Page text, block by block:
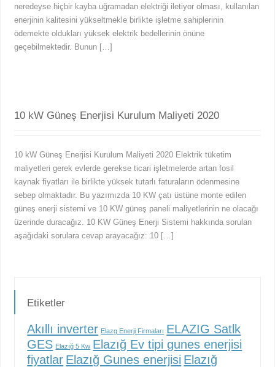
neredeyse hiçbir kayba uğramadan elektriği iletiyor olması, kullanılan
enerjinin kalitesini yükseltmekle birlikte işletme sahiplerinin
ödemekte oldukları yüksek elektrik bedellerinin önüne
geçebilmektedir. Bunun […]
10 kW Güneş Enerjisi Kurulum Maliyeti 2020
10 kW Güneş Enerjisi Kurulum Maliyeti 2020 Elektrik tüketim
maliyetleri gerek evlerde gerekse ticari işletmelerde artan fosil
kaynak fiyatları ile birlikte yüksek tutarlı faturaların ödenmesine
sebep olmaktadır. Bu yazımızda 10 KW çatı üstüne monte edilen
güneş enerji sistemi ve 10 KW güneş paneli maliyetlerinin ne olacağı
üzerinde duracağız. 10 KW Güneş Enerji Sistemi hakkında sorulan
aşağıdaki sorulara cevap arayacağız: 10 […]
Etiketler
Akıllı inverter Elazg Enerji Firmaları ELAZIG Satlk
GES Elazığ 5 Kw Elazığ Ev tipi gunes enerjisi
fiyatlar Elazığ Gunes enerjisi Elazığ